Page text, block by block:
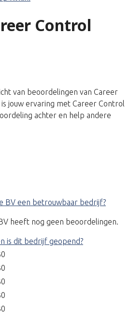
Control
van beoordelingen van Career
jouw ervaring met Career Control
achter en help andere
BV een betrouwbaar bedrijf?
heeft nog geen beoordelingen.
is dit bedrijf geopend?